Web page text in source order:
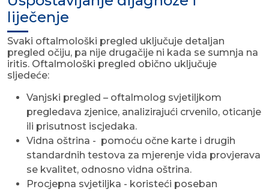
liječenje
Svaki oftalmološki pregled uključuje detaljan
pregled očiju, pa nije drugačije ni kada se sumnja na
iritis. Oftalmološki pregled obično uključuje
sljedeće:
Vanjski pregled – oftalmolog svjetiljkom
pregledava zjenice, analizirajući crvenilo, oticanje
ili prisutnost iscjedaka.
Vidna oštrina - pomoću očne karte i drugih
standardnih testova za mjerenje vida provjerava
se kvalitet, odnosno vidna oštrina.
Procjepna svjetiljka - koristeći poseban